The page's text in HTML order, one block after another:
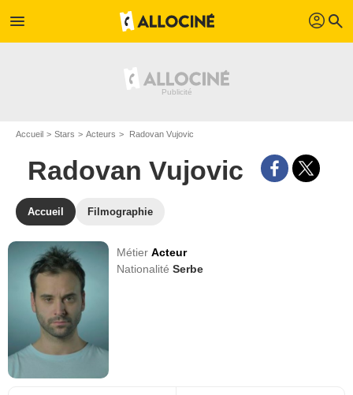
menu profil search
Accueil Stars Acteurs Radovan Vujovic
Radovan Vujovic
Accueil Filmographie
MétierActeur
NationalitéSerbe